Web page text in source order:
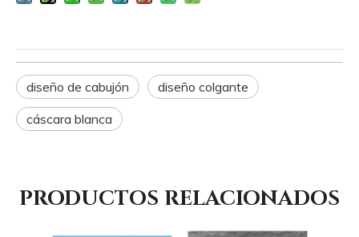
diseño de cabujón
diseño colgante
cáscara blanca
PRODUCTOS RELACIONADOS